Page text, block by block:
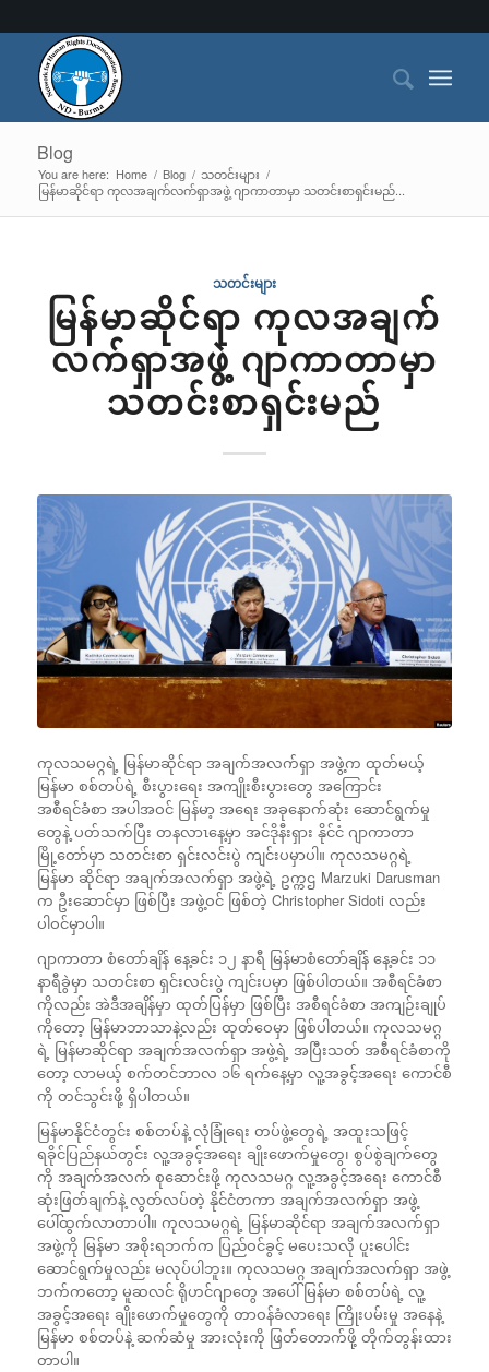
Blog
You are here: Home / Blog / သတင်းများ /
မြန်မာဆိုင်ရာ ကုလအချက်လက်ရှာအဖွဲ့ ဂျာကာတာမှာ သတင်းစာရှင်းမည်...
သတင်းများ
မြန်မာဆိုင်ရာ ကုလအချက်
လက်ရှာအဖွဲ့ ဂျာကာတာမှာ
သတင်းစာရှင်းမည်
ကုလသမဂ္ဂရဲ့ မြန်မာဆိုင်ရာ အချက်အလက်ရှာ အဖွဲ့က ထုတ်မယ့်
မြန်မာ စစ်တပ်ရဲ့ စီးပွားရေး အကျိုးစီးပွားတွေ အကြောင်း
အစီရင်ခံစာ အပါအဝင် မြန်မာ့ အရေး အခုနောက်ဆုံး ဆောင်ရွက်မှု
တွေနဲ့ ပတ်သက်ပြီး တနလာၤနေ့မှာ အင်ဒိုနီးရှား နိုင်ငံ ဂျာကာတာ
မြို့တော်မှာ သတင်းစာ ရှင်းလင်းပွဲ ကျင်းပမှာပါ။ ကုလသမဂ္ဂရဲ့
မြန်မာ ဆိုင်ရာ အချက်အလက်ရှာ အဖွဲ့ရဲ့ ဥက္ကဌ Marzuki Darusman
က ဦးဆောင်မှာ ဖြစ်ပြီး အဖွဲ့ဝင် ဖြစ်တဲ့ Christopher Sidoti လည်း
ပါဝင်မှာပါ။
ဂျာကာတာ စံတော်ချိန် နေ့ခင်း ၁၂ နာရီ မြန်မာစံတော်ချိန် နေ့ခင်း ၁၁
နာရီခွဲမှာ သတင်းစာ ရှင်းလင်းပွဲ ကျင်းပမှာ ဖြစ်ပါတယ်။ အစီရင်ခံစာ
ကိုလည်း အဲဒီအချိန်မှာ ထုတ်ပြန်မှာ ဖြစ်ပြီး အစီရင်ခံစာ အကျဉ်းချုပ်
ကိုတော့ မြန်မာဘာသာနဲ့လည်း ထုတ်ဝေမှာ ဖြစ်ပါတယ်။ ကုလသမဂ္ဂ
ရဲ့ မြန်မာဆိုင်ရာ အချက်အလက်ရှာ အဖွဲ့ရဲ့ အပြီးသတ် အစီရင်ခံစာကို
တော့ လာမယ့် စက်တင်ဘာလ ၁၆ ရက်နေ့မှာ လူ့အခွင့်အရေး ကောင်စီ
ကို တင်သွင်းဖို့ ရှိပါတယ်။
မြန်မာနိုင်ငံတွင်း စစ်တပ်နဲ့ လုံခြုံရေး တပ်ဖွဲ့တွေရဲ့ အထူးသဖြင့်
ရခိုင်ပြည်နယ်တွင်း လူ့အခွင့်အရေး ချိုးဖောက်မှုတွေ၊ စွပ်စွဲချက်တွေ
ကို အချက်အလက် စုဆောင်းဖို့ ကုလသမဂ္ဂ လူ့အခွင့်အရေး ကောင်စီ
ဆုံးဖြတ်ချက်နဲ့ လွတ်လပ်တဲ့ နိုင်ငံတကာ အချက်အလက်ရှာ အဖွဲ့
ပေါ်ထွက်လာတာပါ။ ကုလသမဂ္ဂရဲ့ မြန်မာဆိုင်ရာ အချက်အလက်ရှာ
အဖွဲ့ကို မြန်မာ အစိုးရဘက်က ပြည်ဝင်ခွင့် မပေးသလို ပူးပေါင်း
ဆောင်ရွက်မှုလည်း မလုပ်ပါဘူး။ ကုလသမဂ္ဂ အချက်အလက်ရှာ အဖွဲ့
ဘက်ကတော့ မူဆလင် ရိုဟင်ဂျာတွေ အပေါ် မြန်မာ စစ်တပ်ရဲ့ လူ့
အခွင့်အရေး ချိုးဖောက်မှုတွေကို တာဝန်ခံလာရေး ကြိုးပမ်းမှု အနေနဲ့
မြန်မာ စစ်တပ်နဲ့ ဆက်ဆံမှု အားလုံးကို ဖြတ်တောက်ဖို့ တိုက်တွန်းထား
တာပါ။